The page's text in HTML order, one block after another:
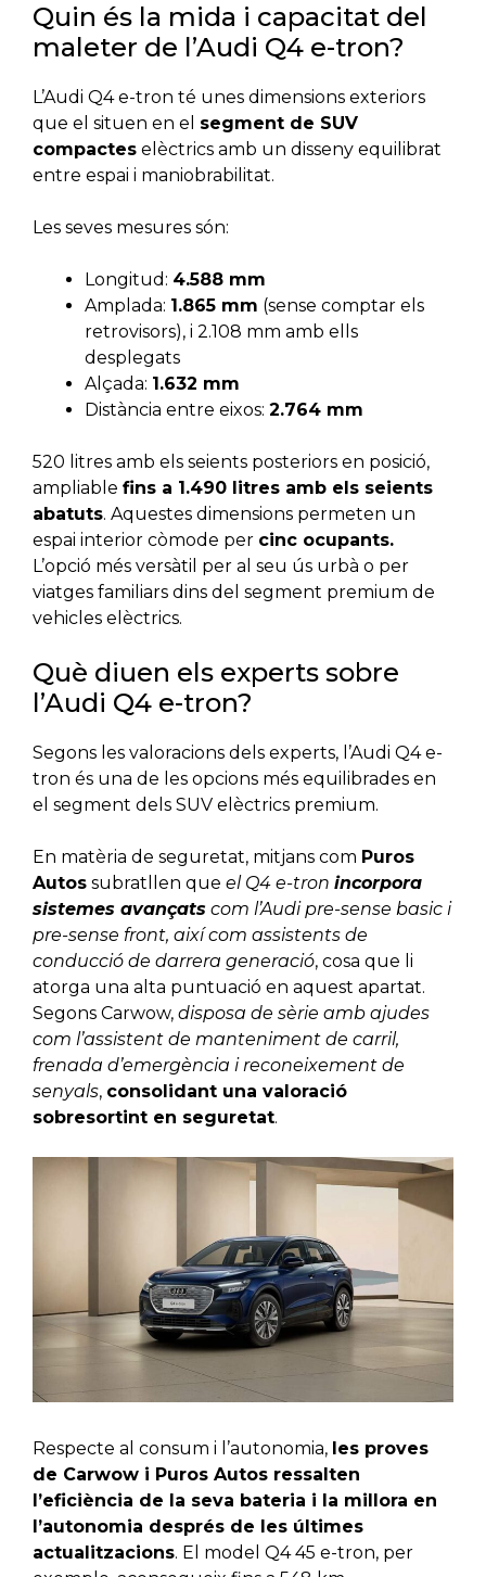
Quin és la mida i capacitat del
maleter de l’Audi Q4 e-tron?
L’Audi Q4 e-tron té unes dimensions exteriors
que el situen en el segment de SUV
compactes elèctrics amb un disseny equilibrat
entre espai i maniobrabilitat.
Les seves mesures són:
Longitud: 4.588 mm
Amplada: 1.865 mm (sense comptar els
retrovisors), i 2.108 mm amb ells
desplegats
Alçada: 1.632 mm
Distància entre eixos: 2.764 mm
520 litres amb els seients posteriors en posició,
ampliable fins a 1.490 litres amb els seients
abatuts. Aquestes dimensions permeten un
espai interior còmode per cinc ocupants.
L’opció més versàtil per al seu ús urbà o per
viatges familiars dins del segment premium de
vehicles elèctrics.
Què diuen els experts sobre
l’Audi Q4 e-tron?
Segons les valoracions dels experts, l’Audi Q4 e-
tron és una de les opcions més equilibrades en
el segment dels SUV elèctrics premium.
En matèria de seguretat, mitjans com Puros
Autos subratllen que el Q4 e-tron incorpora
sistemes avançats com l’Audi pre-sense basic i
pre-sense front, així com assistents de
conducció de darrera generació, cosa que li
atorga una alta puntuació en aquest apartat.
Segons Carwow, disposa de sèrie amb ajudes
com l’assistent de manteniment de carril,
frenada d’emergència i reconeixement de
senyals, consolidant una valoració
sobresortint en seguretat.
Respecte al consum i l’autonomia, les proves
de Carwow i Puros Autos ressalten
l’eficiència de la seva bateria i la millora en
l’autonomia després de les últimes
actualitzacions. El model Q4 45 e-tron, per